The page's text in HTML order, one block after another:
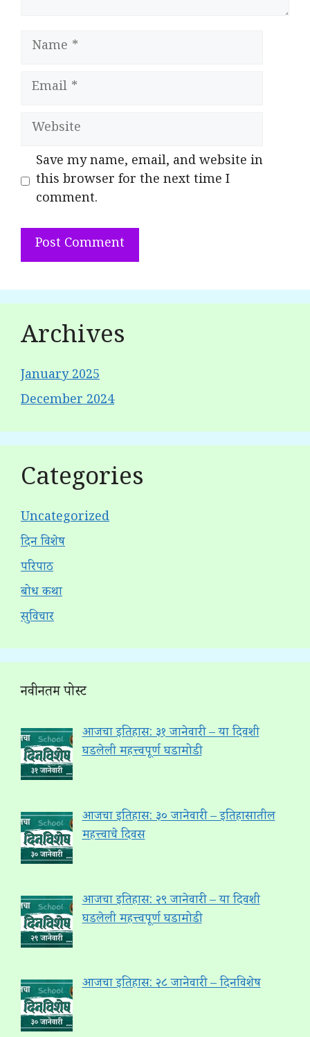
Name
Email
Website
Save my name, email, and website in
this browser for the next time I
comment.
Archives
January 2025
December 2024
Categories
Uncategorized
दिन विशेष
परिपाठ
बोध कथा
सुविचार
नवीनतम पोस्ट
आजचा इतिहास: ३१ जानेवारी – या दिवशी
घडलेली महत्त्वपूर्ण घडामोडी
आजचा इतिहास: ३० जानेवारी – इतिहासातील
महत्त्वाचे दिवस
आजचा इतिहास: २९ जानेवारी – या दिवशी
घडलेली महत्त्वपूर्ण घडामोडी
आजचा इतिहास: २८ जानेवारी – दिनविशेष